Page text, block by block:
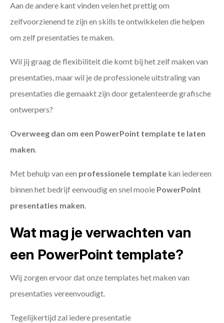
Aan de andere kant vinden velen het prettig om
zelfvoorzienend te zijn en skills te ontwikkelen die helpen
om zelf presentaties te maken.
Wil jij graag de flexibiliteit die komt bij het zelf maken van
presentaties, maar wil je de professionele uitstraling van
presentaties die gemaakt zijn door getalenteerde grafische
ontwerpers?
Overweeg dan om een PowerPoint template te laten
maken.
Met behulp van een professionele template kan iedereen
binnen het bedrijf eenvoudig en snel mooie PowerPoint
presentaties maken.
Wat mag je verwachten van
een PowerPoint template?
Wij zorgen ervoor dat onze templates het maken van
presentaties vereenvoudigt.
Tegelijkertijd zal iedere presentatie